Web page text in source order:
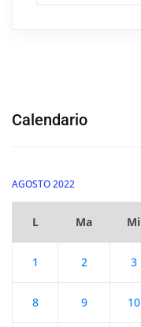
Calendario
AGOSTO 2022
L Ma Mi
1 2 3
8 9 10